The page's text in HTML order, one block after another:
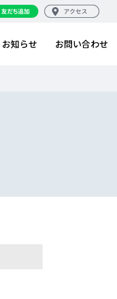
お知らせ お問い合わせ